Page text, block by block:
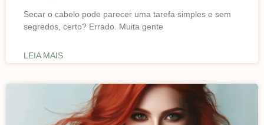
Secar o cabelo pode parecer uma tarefa simples e sem
segredos, certo? Errado. Muita gente
LEIA MAIS